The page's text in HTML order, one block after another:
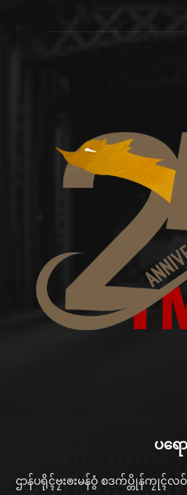
ပရေ
ဌာန်ပရိုၚ်ဗၠးၜးမန်ဝွံ စဒက်ပ္တိုန်ကၠုၚ်လ